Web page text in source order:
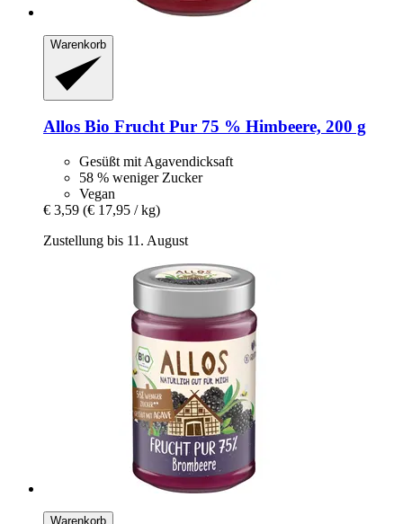
Warenkorb
Allos Bio Frucht Pur 75 % Himbeere, 200 g
Gesüßt mit Agavendicksaft
58 % weniger Zucker
Vegan
€ 3,59 (€ 17,95 / kg)
Zustellung bis 11. August
Warenkorb